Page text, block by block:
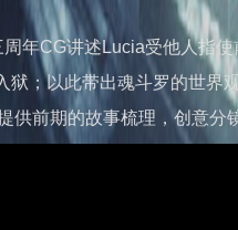
周年CG讲述Lucia受他人指
狱；以此带出魂斗罗的世界
供前期的故事梳理，创意分